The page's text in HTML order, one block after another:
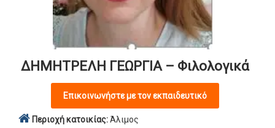
ΔΗΜΗΤΡΕΛΗ ΓΕΩΡΓΙΑ – Φιλολογικά
Επικοινωνήστε με τον εκπαιδευτικό
Περιοχή κατοικίας:Άλιμος